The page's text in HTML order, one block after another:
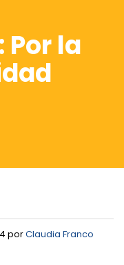
la
porClaudia Franco